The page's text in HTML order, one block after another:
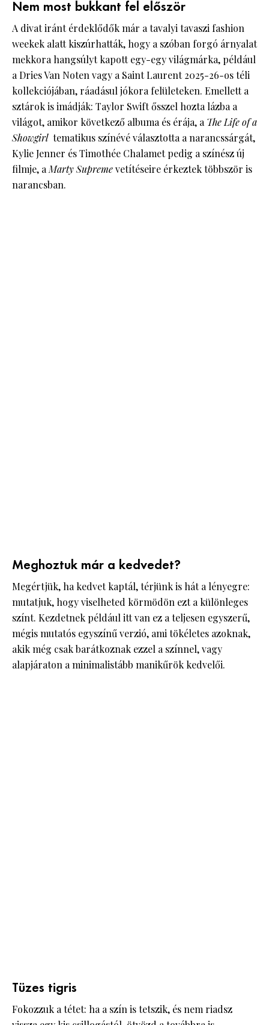
Nem most bukkant fel először
A divat iránt érdeklődők már a tavalyi tavaszi fashion
weekek alatt kiszúrhatták, hogy a szóban forgó árnyalat
mekkora hangsúlyt kapott egy-egy világmárka, például
a Dries Van Noten vagy a Saint Laurent 2025-26-os téli
kollekciójában, ráadásul jókora felületeken. Emellett a
sztárok is imádják: Taylor Swift ősszel hozta lázba a
világot, amikor következő albuma és érája, aThe Life of a
Showgirl tematikus színévé választotta a narancssárgát,
Kylie Jenner és Timothée Chalamet pedig a színész új
filmje, aMarty Supremevetítéseire érkeztek többször is
narancsban.
Meghoztuk már a kedvedet?
Megértjük, ha kedvet kaptál, térjünk is hát a lényegre:
mutatjuk, hogy viselheted körmödön ezt a különleges
színt. Kezdetnek például itt van ez a teljesen egyszerű,
mégis mutatós egyszínű verzió, ami tökéletes azoknak,
akik még csak barátkoznak ezzel a színnel, vagy
alapjáraton a minimalistább manikűrök kedvelői.
Tüzes tigris
Fokozzuk a tétet: ha a szín is tetszik, és nem riadsz